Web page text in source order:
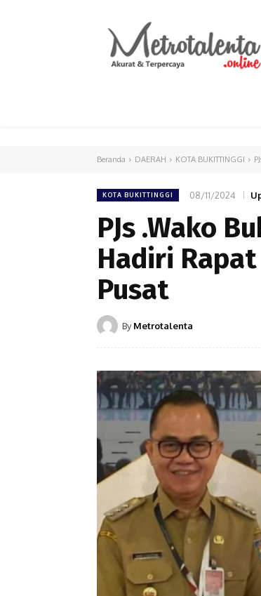
Beranda DAERAH KOTA BUKITTINGGI
KOTA BUKITTINGGI 08/11/2024
PJs .Wako
Hadiri
Pusat
By Metrotalenta